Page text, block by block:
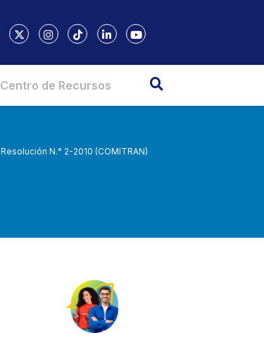
Centro de Recursos
Resolución N.° 2-2010 (COMITRAN)